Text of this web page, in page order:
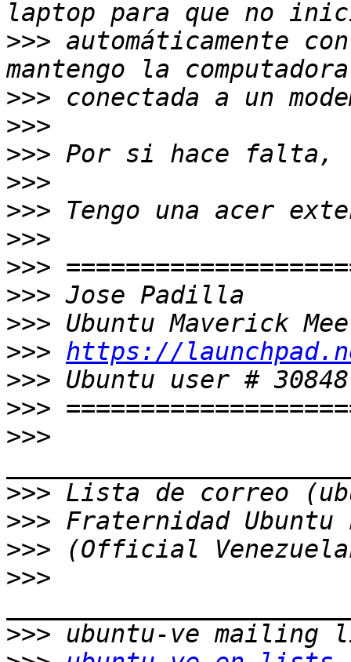
>>> automáticamente
>>>
>>>
>>>
>>>
>>>
>>>
>>>
>>>
>>>
>>> https://
>>>
>>>
>>>
>>>
>>>
>>>
>>>
>>>